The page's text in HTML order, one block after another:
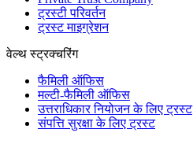
ट्रस्टी परिवर्तन
ट्रस्ट माइग्रेशन
वेल्थ स्ट्रक्चरिंग
फैमिली ऑफिस
मल्टी-फैमिली ऑफिस
उत्तराधिकार नियोजन के लिए ट्रस्ट
संपत्ति सुरक्षा के लिए ट्रस्ट